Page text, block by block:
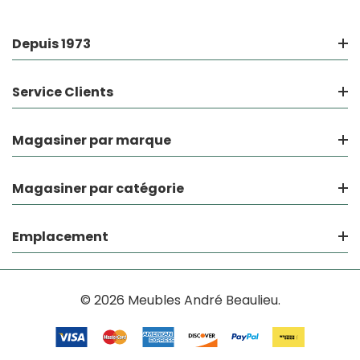
Depuis 1973
Service Clients
Magasiner par marque
Magasiner par catégorie
Emplacement
© 2026 Meubles André Beaulieu.